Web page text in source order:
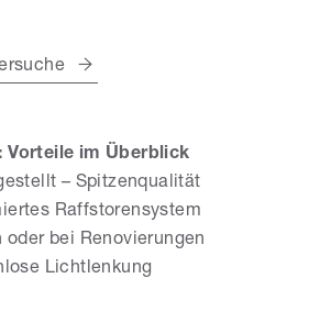
Vorteile im Überblick
– Spitzenqualität
Raffstorensystem
bei Renovierungen
Lichtlenkung